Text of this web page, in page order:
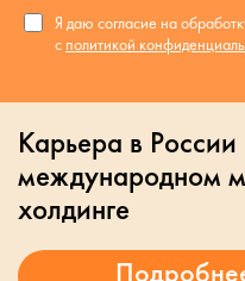
Я даю согласие на
с политикой
Карьера в
международном
холдинге